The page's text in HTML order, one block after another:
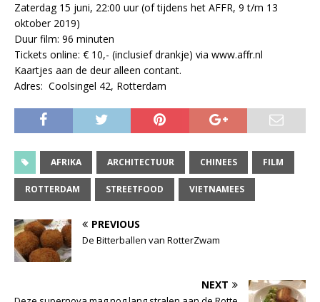
Zaterdag 15 juni, 22:00 uur (of tijdens het AFFR, 9 t/m 13
oktober 2019)
Duur film: 96 minuten
Tickets online: € 10,- (inclusief drankje) via www.affr.nl
Kaartjes aan de deur alleen contant.
Adres: Coolsingel 42, Rotterdam
AFRIKA ARCHITECTUUR CHINEES FILM
ROTTERDAM STREETFOOD VIETNAMEES
PREVIOUS
De Bitterballen van RotterZwam
NEXT